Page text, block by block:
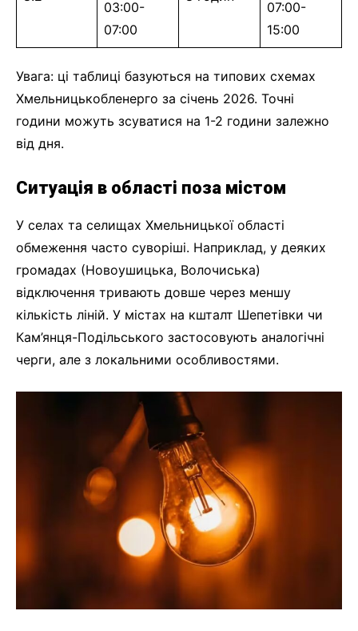
03:00-
07:00
07:00-
15:00
Увага: ці таблиці базуються на типових схемах
Хмельницькобленерго за січень 2026. Точні
години можуть зсуватися на 1-2 години залежно
від дня.
Ситуація в області поза містом
У селах та селищах Хмельницької області
обмеження часто суворіші. Наприклад, у деяких
громадах (Новоушицька, Волочиська)
відключення тривають довше через меншу
кількість ліній. У містах на кшталт Шепетівки чи
Кам’янця-Подільського застосовують аналогічні
черги, але з локальними особливостями.